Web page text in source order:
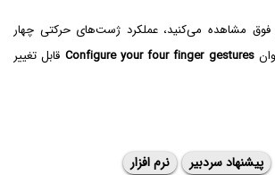
مشاهده می‌کنید، عملکرد ژست‌های حرکتی چهار
Configure your four finger gestures قابل تغییر
پیشنهاد سردبیر
نرم افزار